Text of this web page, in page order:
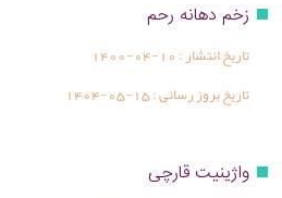
زخم دهانه رحم
تاریخ انتشار :1400-04-10
تاریخ بروز رسانی :1404-05-15
واژینیت قارچی